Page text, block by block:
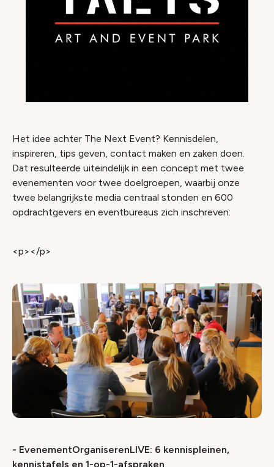
Het idee achter The Next Event? Kennisdelen,
inspireren, tips geven, contact maken en zaken doen.
Dat resulteerde uiteindelijk in een concept met twee
evenementen voor twee doelgroepen, waarbij onze
twee belangrijkste media centraal stonden en 600
opdrachtgevers en eventbureaus zich inschreven:
<p></p>
- EvenementOrganiserenLIVE: 6 kennispleinen,
kennistafels en 1-op-1-afspraken